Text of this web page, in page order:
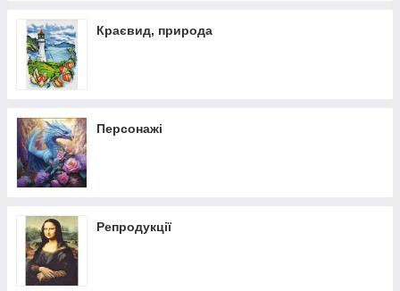
Краєвид, природа
Персонажі
Репродукції